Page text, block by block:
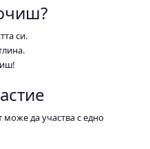
си.
може да участва с едно